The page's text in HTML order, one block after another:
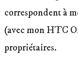
correspondent à
(avec mon HTC
propriétaires.